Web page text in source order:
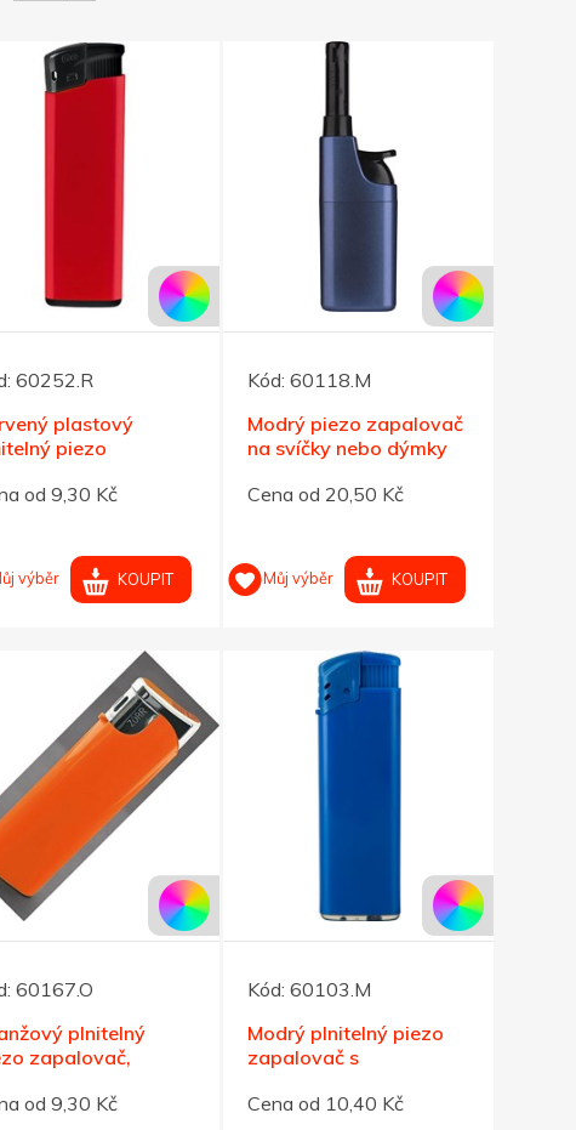
60252.R
plastový
piezo
od 9,30 Kč
výběr KOUPIT
Kód:60118.M
Modrý piezo zapalovač
na svíčky nebo dýmky
Cena od 20,50 Kč
Můj výběr KOUPIT
60167.O
plnitelný
zapalovač,
od 9,30 Kč
Kód:60103.M
Modrý plnitelný piezo
zapalovač s
Cena od 10,40 Kč